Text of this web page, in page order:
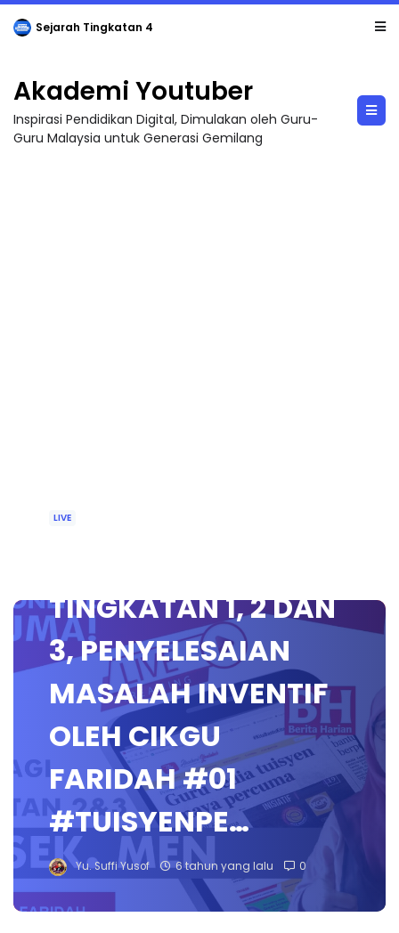
Sejarah Tingkatan 4
Akademi Youtuber
Inspirasi Pendidikan Digital, Dimulakan oleh Guru-
Guru Malaysia untuk Generasi Gemilang
LIVE
TINGKATAN 1, 2 DAN
3, PENYELESAIAN
MASALAH INVENTIF
OLEH CIKGU
FARIDAH #01
#TUISYENPE…
Yu. Suffi Yusof 6 tahun yang lalu 0